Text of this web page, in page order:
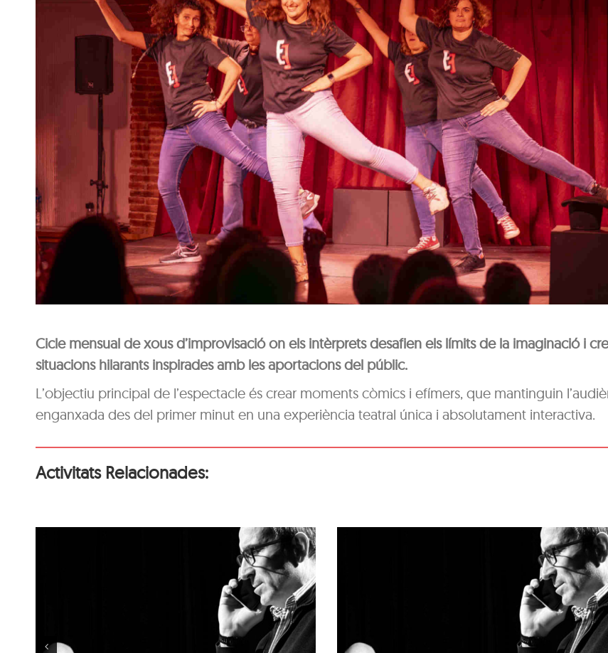
Cicle mensual de xous d’improvisació on els intèrprets desafien els límits de la imaginació i
situacions hilarants inspirades amb les aportacions del públic.
L’objectiu principal de l’espectacle és crear moments còmics i efímers, que mantinguin
enganxada des del primer minut en una experiència teatral única i absolutament interactiva.
Activitats Relacionades:
‘Coses Nostres’, de
Ramon Madaula
‘Coses Nostres’, de
Ramon Madaula